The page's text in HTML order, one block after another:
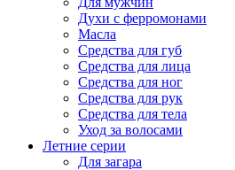
Духи с ферромонами
Масла
Средства для губ
Средства для лица
Средства для ног
Средства для рук
Средства для тела
Уход за волосами
Летние серии
Для загара